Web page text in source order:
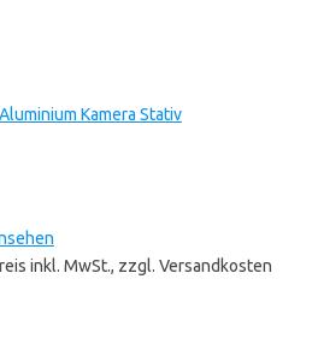
Kamera Stativ
inkl. MwSt., zzgl. Versandkosten